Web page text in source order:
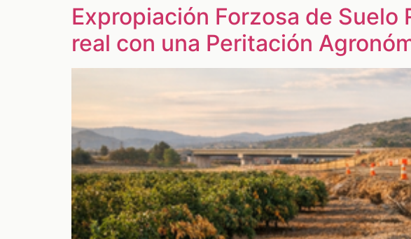
Expropiación Forzosa de
real con una Peritación